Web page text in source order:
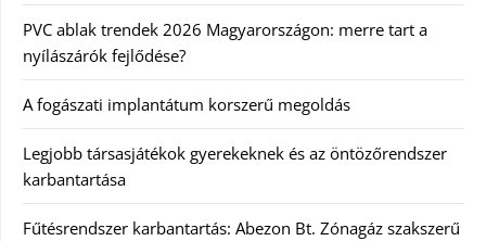
PVC ablak trendek 2026 Magyarországon: merre tart a
nyílászárók fejlődése?
A fogászati implantátum korszerű megoldás
Legjobb társasjátékok gyerekeknek és az öntözőrendszer
karbantartása
Fűtésrendszer karbantartás: Abezon Bt. Zónagáz szakszerű